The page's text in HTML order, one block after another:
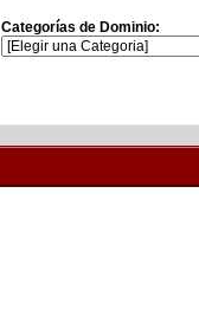
Categorías de Dominio: